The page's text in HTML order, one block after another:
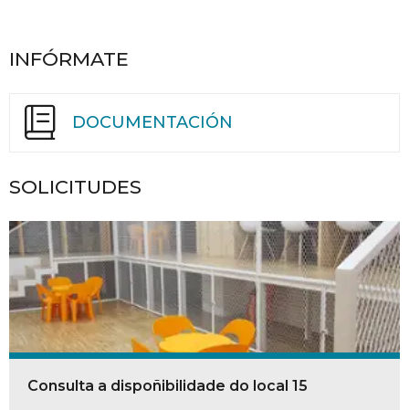
INFÓRMATE
DOCUMENTACIÓN
SOLICITUDES
Consulta a dispoñibilidade do local 15